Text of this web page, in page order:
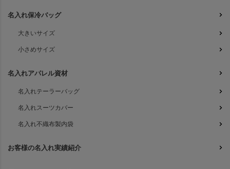
名入れ保冷バッグ
大きいサイズ
小さめサイズ
名入れアパレル資材
名入れテーラーバッグ
名入れスーツカバー
名入れ不織布製内袋
お客様の名入れ実績紹介